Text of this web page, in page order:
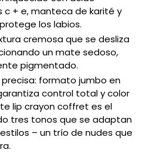
c + e, manteca de karité y
los labios.
cremosa que se desliza
un mate sedoso,
pigmentado.
formato jumbo en
control total y color
lip crayon coffret es el
tres tonos que se adaptan
– un trío de nudes que